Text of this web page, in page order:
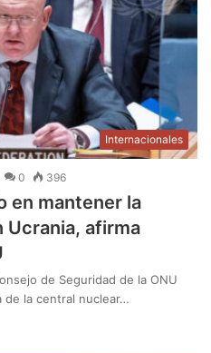
Internacionales
0 396
en mantener la
Ucrania, afirma
de Seguridad de la ONU
de la central nuclear…